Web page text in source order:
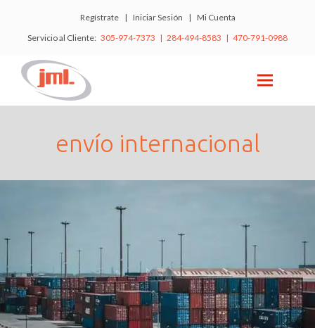
Regístrate| Iniciar Sesión | Mi Cuenta
Servicio al Cliente: 305-974-7373 | 284-494-8583 | 470-791-0988
envío internacional